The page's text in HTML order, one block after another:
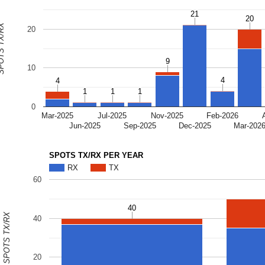
Mar-2025
Jun-2025
Jul-2025
Sep-2025
Nov-2025
Dec-2025
Feb-2026
Mar-2026
0
10
20
4
4
1
1 1
1 1
1
9
9
21
21
4
4
20
20
RX
SPOTS TX/RX PER YEAR
RX
TX
20
40
60
40
40
SPOTS TX/RX